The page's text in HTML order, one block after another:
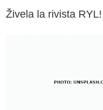
Živela la rivista RYL!